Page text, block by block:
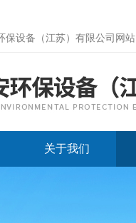
保设备（江苏）有限公司网站
关于我们